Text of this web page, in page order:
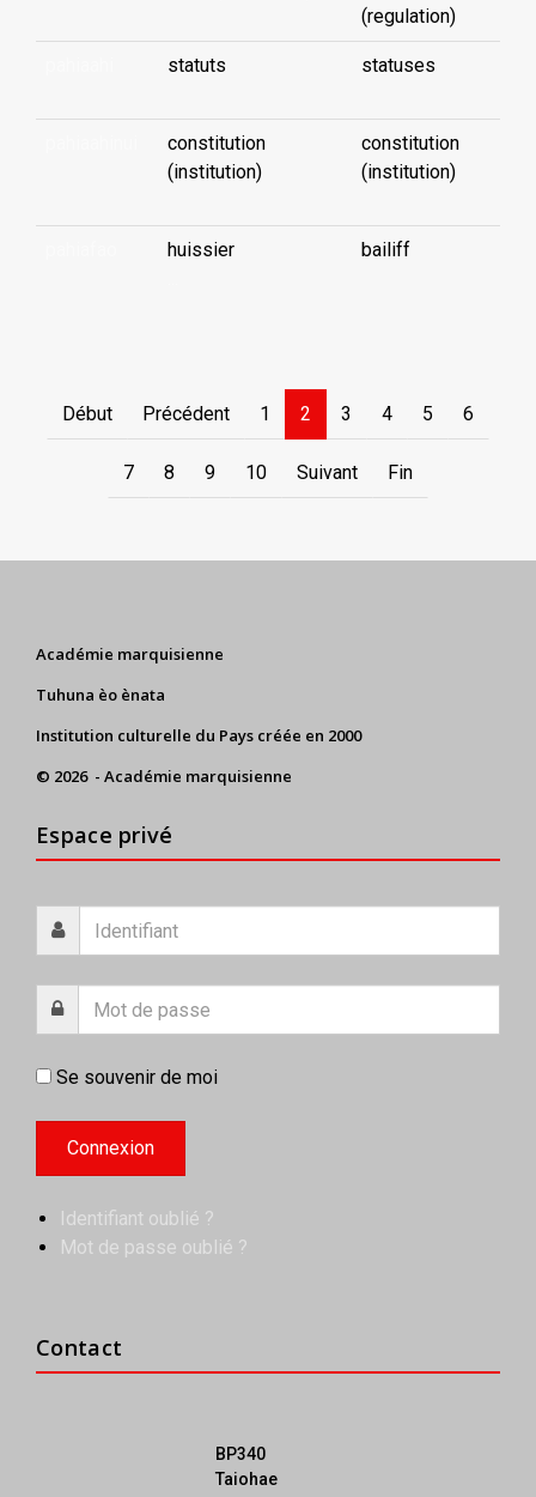
(regulation)
statuts statuses
constitution
(institution)
constitution
(institution)
huissier
bailiff
Début Précédent 1 2 3 4 5 6
7 8 9 10 Suivant Fin
Académie marquisienne
Tuhuna èo ènata
Institution culturelle du Pays créée en 2000
© 2026 - Académie marquisienne
Espace privé
Se souvenir de moi
Identifiant oublié ?
Mot de passe oublié ?
Contact
BP340
Taiohae